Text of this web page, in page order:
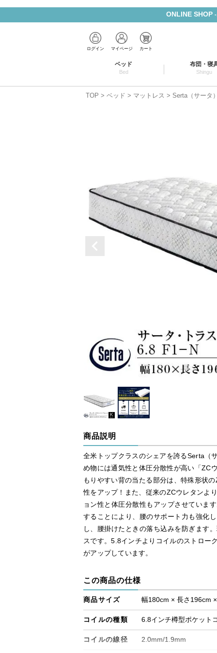
ONLINE SHOP
ログイン マイページ カート
ベッド
Bed
布団・寝
Shingu
TOP ベッド マットレス Serta（サータ
商品説明
全米トップクラスのシェアを誇るSerta（
め物には通気性と体圧分散性が高い「ZC
もりやすい背の当たる部分は、特殊形状
性をアップ！また、従来のZCウレタンよ
ョン性と体圧分散性もアップさせていま
することにより、腰のサポート力も強化
し、腰掛けたときの落ち込みを防ぎます
スです。5.8インチよりコイルのストロー
がアップしています。
この商品の仕様
商品サイズ 幅180cm × 長さ196cm
コイルの種類 6.8インチ樽型ポケット
コイルの線径 2.0mm/1.9mm